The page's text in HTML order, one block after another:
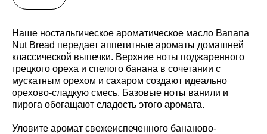
Наше ностальгическое ароматическое масло Banana
Nut Bread передает аппетитные ароматы домашней
классической выпечки. Верхние ноты поджаренного
грецкого ореха и спелого банана в сочетании с
мускатным орехом и сахаром создают идеально
орехово-сладкую смесь. Базовые ноты ванили и
пирога обогащают сладость этого аромата.
Уловите аромат свежеиспеченного бананово-